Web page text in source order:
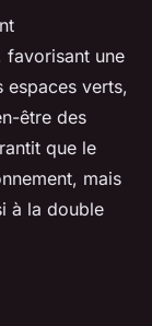
favorisant une
espaces verts,
être des
que le
mais
à la double